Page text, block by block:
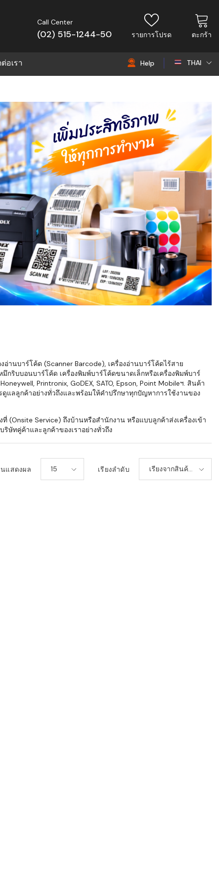
Call Center
(02) 515-1244-50 รายการโปรด ตะกร้า
อเรา Help THAI
EN
านบาร์โค้ด (Scanner Barcode), เครื่องอ่านบาร์โค้ดไร้สาย
กริบบอนบาร์โค้ด เครื่องพิมพ์บาร์โค้ดขนาดเล็กหรือเครื่องพิมพ์บาร์
Printronix, GoDEX, SATO, Epson, Point Mobileฯ. สินค้า
แลลูกค้าอย่างทั่วถึงและพร้อมให้คำปรึกษาทุกปัญหาการใช้งานของ
(Onsite Service) ถึงบ้านหรือสำนักงาน หรือแบบลูกค้าส่งเครื่องเข้า
ษัทคู่ค้าและลูกค้าของเราอย่างทั่วถึง
แสดงผล 15 เรียงลำดับ
เรียงจากสินค้า
ใหม่-เก่า